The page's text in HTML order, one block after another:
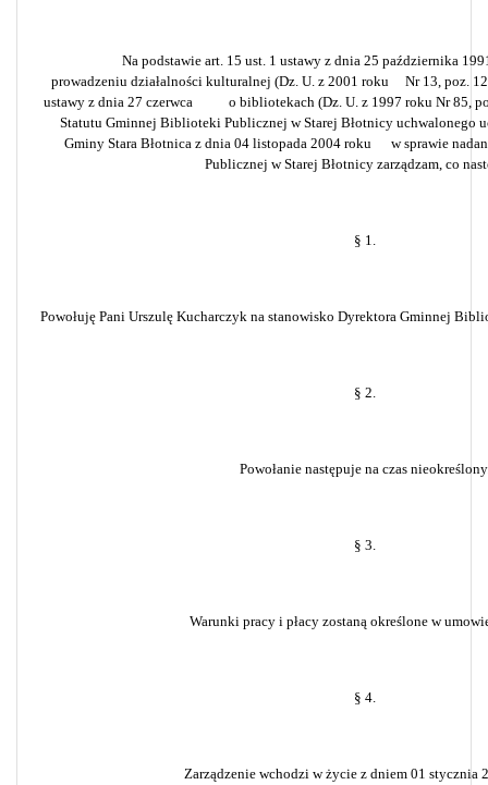
Na podstawie art. 15 ust. 1 ustawy z dnia 25 października
prowadzeniu działalności kulturalnej (Dz. U. z 2001 roku
Nr 13, poz.
ustawy z dnia 27 czerwca
o bibliotekach (Dz. U. z 1997 roku Nr 85,
Statutu Gminnej Biblioteki Publicznej w Starej Błotnicy uchwalonego
Gminy Stara Błotnica z dnia 04 listopada 2004 roku
w sprawie
Publicznej w Starej Błotnicy zarządzam, co
§ 1.
Powołuję Pani Urszulę Kucharczyk na stanowisko Dyrektora Gminnej
§ 2.
Powołanie następuje na czas
§ 3.
Warunki pracy i płacy zostaną określone w
§ 4.
Zarządzenie wchodzi w życie z dniem 01 stycznia